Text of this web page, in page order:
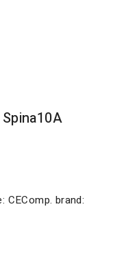
CEComp. brand: